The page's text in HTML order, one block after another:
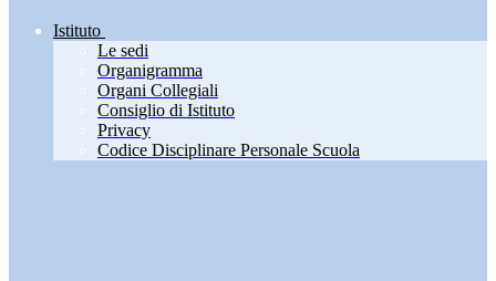
Istituto
Le sedi
Organigramma
Organi Collegiali
Consiglio di Istituto
Privacy
Codice Disciplinare Personale Scuola